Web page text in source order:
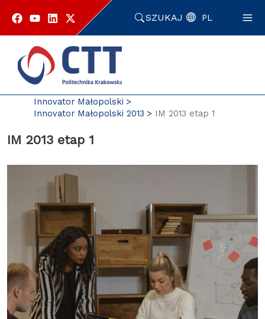
SZUKAJ PL
Strona główna
Innovator Małopolski
Innovator Małopolski 2013
IM 2013 etap 1
IM 2013 etap 1